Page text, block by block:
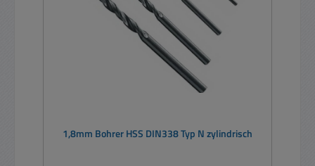
1,8mm Bohrer HSS DIN338 Typ N zylindrisch